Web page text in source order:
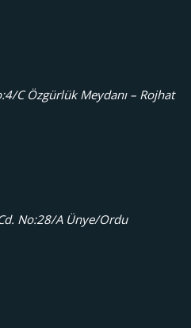
C Özgürlük Meydanı – Rojhat
No:28/A Ünye/Ordu